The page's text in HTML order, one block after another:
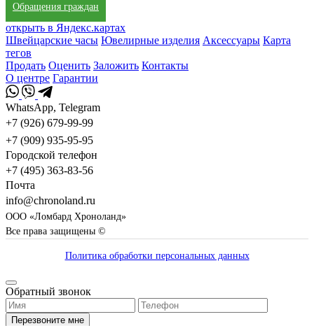
Обращения граждан
открыть в Яндекс.картах
Швейцарские часы Ювелирные изделия Аксессуары Карта
тегов
Продать Оценить Заложить Контакты
О центре Гарантии
WhatsApp, Telegram
+7 (926) 679-99-99
+7 (909) 935-95-95
Городской телефон
+7 (495) 363-83-56
Почта
info@chronoland.ru
ООО «Ломбард Хроноланд»
Все права защищены ©
Политика обработки персональных данных
Обратный звонок
Перезвоните мне